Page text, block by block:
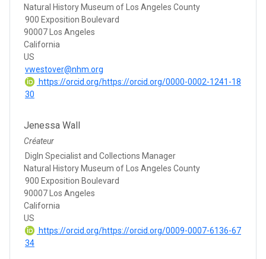
Natural History Museum of Los Angeles County
900 Exposition Boulevard
90007 Los Angeles
California
US
vwestover@nhm.org
https://orcid.org/https://orcid.org/0000-0002-1241-18
30
Jenessa Wall
Créateur
DigIn Specialist and Collections Manager
Natural History Museum of Los Angeles County
900 Exposition Boulevard
90007 Los Angeles
California
US
https://orcid.org/https://orcid.org/0009-0007-6136-67
34